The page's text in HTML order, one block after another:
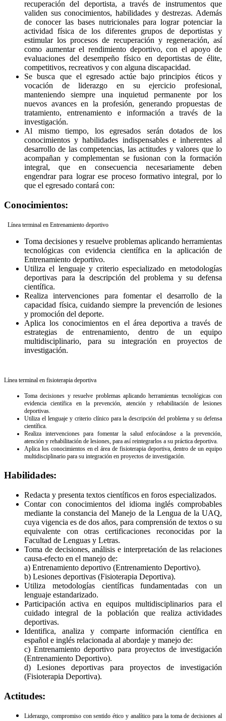
recuperación del deportista, a través de instrumentos que
validen sus conocimientos, habilidades y destrezas. Además
de conocer las bases nutricionales para lograr potenciar la
actividad física de los diferentes grupos de deportistas y
estimular los procesos de recuperación y regeneración, así
como aumentar el rendimiento deportivo, con el apoyo de
evaluaciones del desempeño físico en deportistas de élite,
competitivos, recreativos y con alguna discapacidad.
Se busca que el egresado actúe bajo principios éticos y
vocación de liderazgo en su ejercicio profesional,
manteniendo siempre una inquietud permanente por los
nuevos avances en la profesión, generando propuestas de
tratamiento, entrenamiento e información a través de la
investigación.
Al mismo tiempo, los egresados serán dotados de los
conocimientos y habilidades indispensables e inherentes al
desarrollo de las competencias, las actitudes y valores que lo
acompañan y complementan se fusionan con la formación
integral, que en consecuencia necesariamente deben
engendrar para lograr ese proceso formativo integral, por lo
que el egresado contará con:
Conocimientos:
Línea terminal en Entrenamiento deportivo
Toma decisiones y resuelve problemas aplicando herramientas
tecnológicas con evidencia científica en la aplicación de
Entrenamiento deportivo.
Utiliza el lenguaje y criterio especializado en metodologías
deportivas para la descripción del problema y su defensa
científica.
Realiza intervenciones para fomentar el desarrollo de la
capacidad física, cuidando siempre la prevención de lesiones
y promoción del deporte.
Aplica los conocimientos en el área deportiva a través de
estrategias de entrenamiento, dentro de un equipo
multidisciplinario, para su integración en proyectos de
investigación.
Línea terminal en fisioterapia deportiva
Toma decisiones y resuelve problemas aplicando herramientas tecnológicas con
evidencia científica en la prevención, atención y rehabilitación de lesiones
deportivas.
Utiliza el lenguaje y criterio clínico para la descripción del problema y su defensa
científica.
Realiza intervenciones para fomentar la salud enfocándose a la prevención,
atención y rehabilitación de lesiones, para así reintegrarlos a su práctica deportiva.
Aplica los conocimientos en el área de fisioterapia deportiva, dentro de un equipo
multidisciplinario para su integración en proyectos de investigación.
Habilidades:
Redacta y presenta textos científicos en foros especializados.
Contar con conocimientos del idioma inglés comprobables
mediante la constancia del Manejo de la Lengua de la UAQ,
cuya vigencia es de dos años, para comprensión de textos o su
equivalente con otras certificaciones reconocidas por la
Facultad de Lenguas y Letras.
Toma de decisiones, análisis e interpretación de las relaciones
causa-efecto en el manejo de:
a) Entrenamiento deportivo (Entrenamiento Deportivo).
b) Lesiones deportivas (Fisioterapia Deportiva).
Utiliza metodologías científicas fundamentadas con un
lenguaje estandarizado.
Participación activa en equipos multidisciplinarios para el
cuidado integral de la población que realiza actividades
deportivas.
Identifica, analiza y comparte información científica en
español e inglés relacionada al abordaje y manejo de:
c) Entrenamiento deportivo para proyectos de investigación
(Entrenamiento Deportivo).
d) Lesiones deportivas para proyectos de investigación
(Fisioterapia Deportiva).
Actitudes:
Liderazgo, compromiso con sentido ético y analítico para la toma de decisiones al